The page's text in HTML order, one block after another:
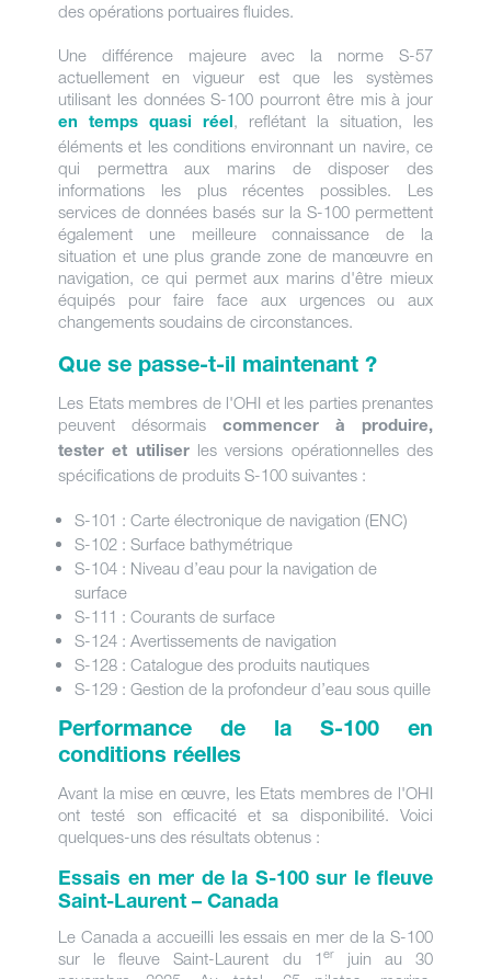
des opérations portuaires fluides.
Une différence majeure avec la norme S-57
actuellement en vigueur est que les systèmes
utilisant les données S-100 pourront être mis à jour
en temps quasi réel, reflétant la situation, les
éléments et les conditions environnant un navire, ce
qui permettra aux marins de disposer des
informations les plus récentes possibles. Les
services de données basés sur la S-100 permettent
également une meilleure connaissance de la
situation et une plus grande zone de manœuvre en
navigation, ce qui permet aux marins d'être mieux
équipés pour faire face aux urgences ou aux
changements soudains de circonstances.
Que se passe-t-il maintenant ?
Les Etats membres de l'OHI et les parties prenantes
peuvent désormais commencer à produire,
tester et utiliserles versions opérationnelles des
spécifications de produits S-100 suivantes :
S-101 : Carte électronique de navigation (ENC)
S-102 : Surface bathymétrique
S-104 : Niveau d’eau pour la navigation de
surface
S-111 : Courants de surface
S-124 : Avertissements de navigation
S-128 : Catalogue des produits nautiques
S-129 : Gestion de la profondeur d’eau sous quille
Performance de la S-100 en
conditions réelles
Avant la mise en œuvre, les Etats membres de l'OHI
ont testé son efficacité et sa disponibilité. Voici
quelques-uns des résultats obtenus :
Essais en mer de la S-100 sur le fleuve
Saint-Laurent – Canada
Le Canada a accueilli les essais en mer de la S-100
sur le fleuve Saint-Laurent du 1 erjuin au 30